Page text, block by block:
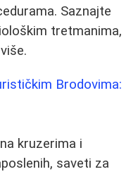
Saznajte
tretmanima,
Brodovima:
kruzerima i
saveti za